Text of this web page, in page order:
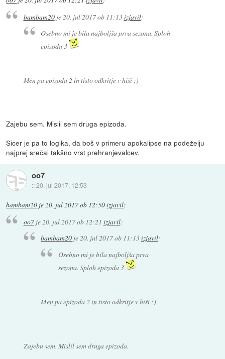
bambam20je 20. jul 2017 ob 11:13izjavil:
Osebno mi je bila najboljša prva sezona. Sploh
epizoda 3
Men pa epizoda 2 in tisto odkritje v hiši ;)
Zajebu sem. Mislil sem druga epizoda.
Sicer je pa to logika, da boš v primeru apokalipse na podeželju
najprej srečal takšno vrst prehranjevalcev.
oo7
::20. jul 2017, 12:53
bambam20 je20. jul 2017 ob 12:50izjavil:
oo7je 20. jul 2017 ob 12:21 izjavil:
bambam20 je20. jul 2017 ob 11:13izjavil:
Osebno mi je bila najboljša prva
sezona. Sploh epizoda 3
Men pa epizoda 2 in tisto odkritje v hiši ;)
Zajebu sem. Mislil sem druga epizoda.